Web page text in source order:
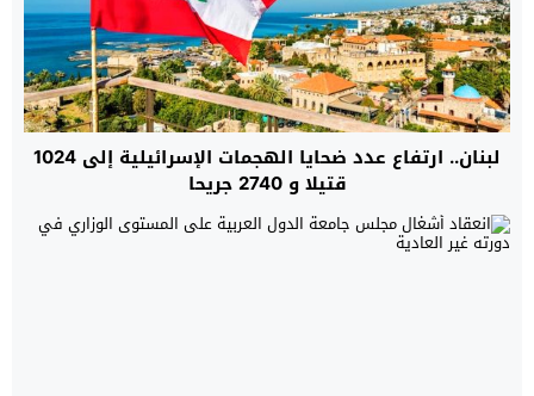
لبنان.. ارتفاع عدد ضحايا الهجمات الإسرائيلية إلى 1024
قتيلا و 2740 جريحا